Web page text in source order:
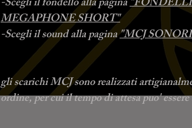
MEGAPHONE SHORT"
-Scegli il sound alla pagina"MCJ
gli scarichi MCJ sono realizzati
ordine, per cui il tempo di attesa puo'